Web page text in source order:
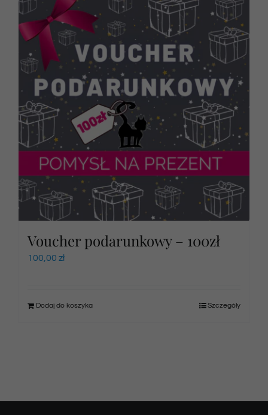
Voucher podarunkowy – 100zł
100,00 zł
Dodaj do koszyka Szczegóły